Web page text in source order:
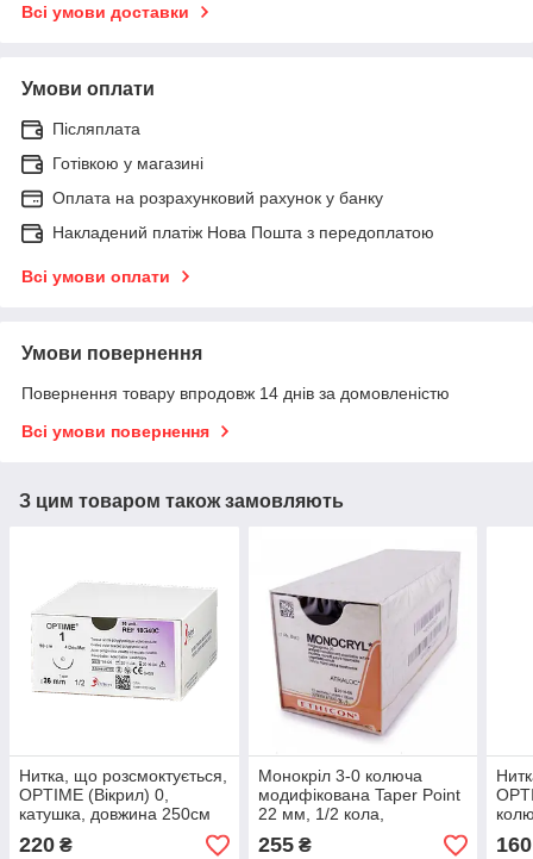
Всі умови доставки
Умови оплати
Післяплата
Готівкою у магазині
Оплата на розрахунковий рахунок у банку
Накладений платіж Нова Пошта з передоплатою
Всі умови оплати
Умови повернення
Повернення товару впродовж 14 днів за домовленістю
Всі умови повернення
З цим товаром також замовляють
Нитка, що розсмоктується,
OPTIME (Вікрил) 0,
катушка, довжина 250см
220 ₴
Монокріл 3-0 колюча
модифікована Taper Point
22 мм, 1/2 кола,
фіолетовий 75 см
255₴ 160